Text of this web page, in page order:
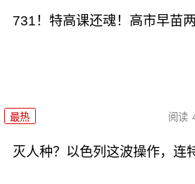
731！特高课还魂！高市早苗
最热 阅读
灭人种？以色列这波操作，连